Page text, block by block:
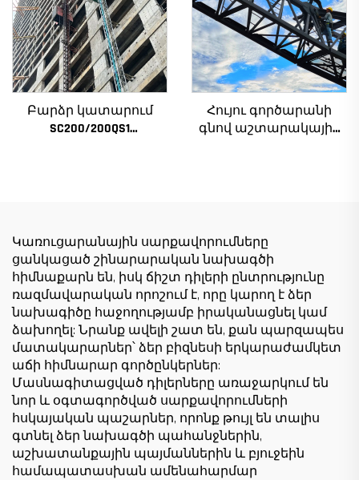
աստիճանավոր
ստորին մաս
Բարձր կատարում
SC200/200QS1
համար ցածր գնով
Հույու գործարանի
գնով աշտարակային
համար
Կառուցարանային սարքավորումները
ցանկացած շինարարական նախագծի
հիմնաքարն են, իսկ ճիշտ դիլերի ընտրությունը
ռազմավարական որոշում է, որը կարող է ձեր
նախագիծը հաջողությամբ իրականացնել կամ
ձախողել: Նրանք ավելի շատ են, քան պարզապես
մատակարարներ՝ ձեր բիզնեսի երկարաժամկետ
աճի հիմնարար գործընկերներ:
Մասնագիտացված դիլերները առաջարկում են
նոր և օգտագործված սարքավորումների
հսկայական պաշարներ, որոնք թույլ են տալիս
գտնել ձեր նախագծի պահանջներին,
աշխատանքային պայմաններին և բյուջեին
համապատասխան ամենահարմար